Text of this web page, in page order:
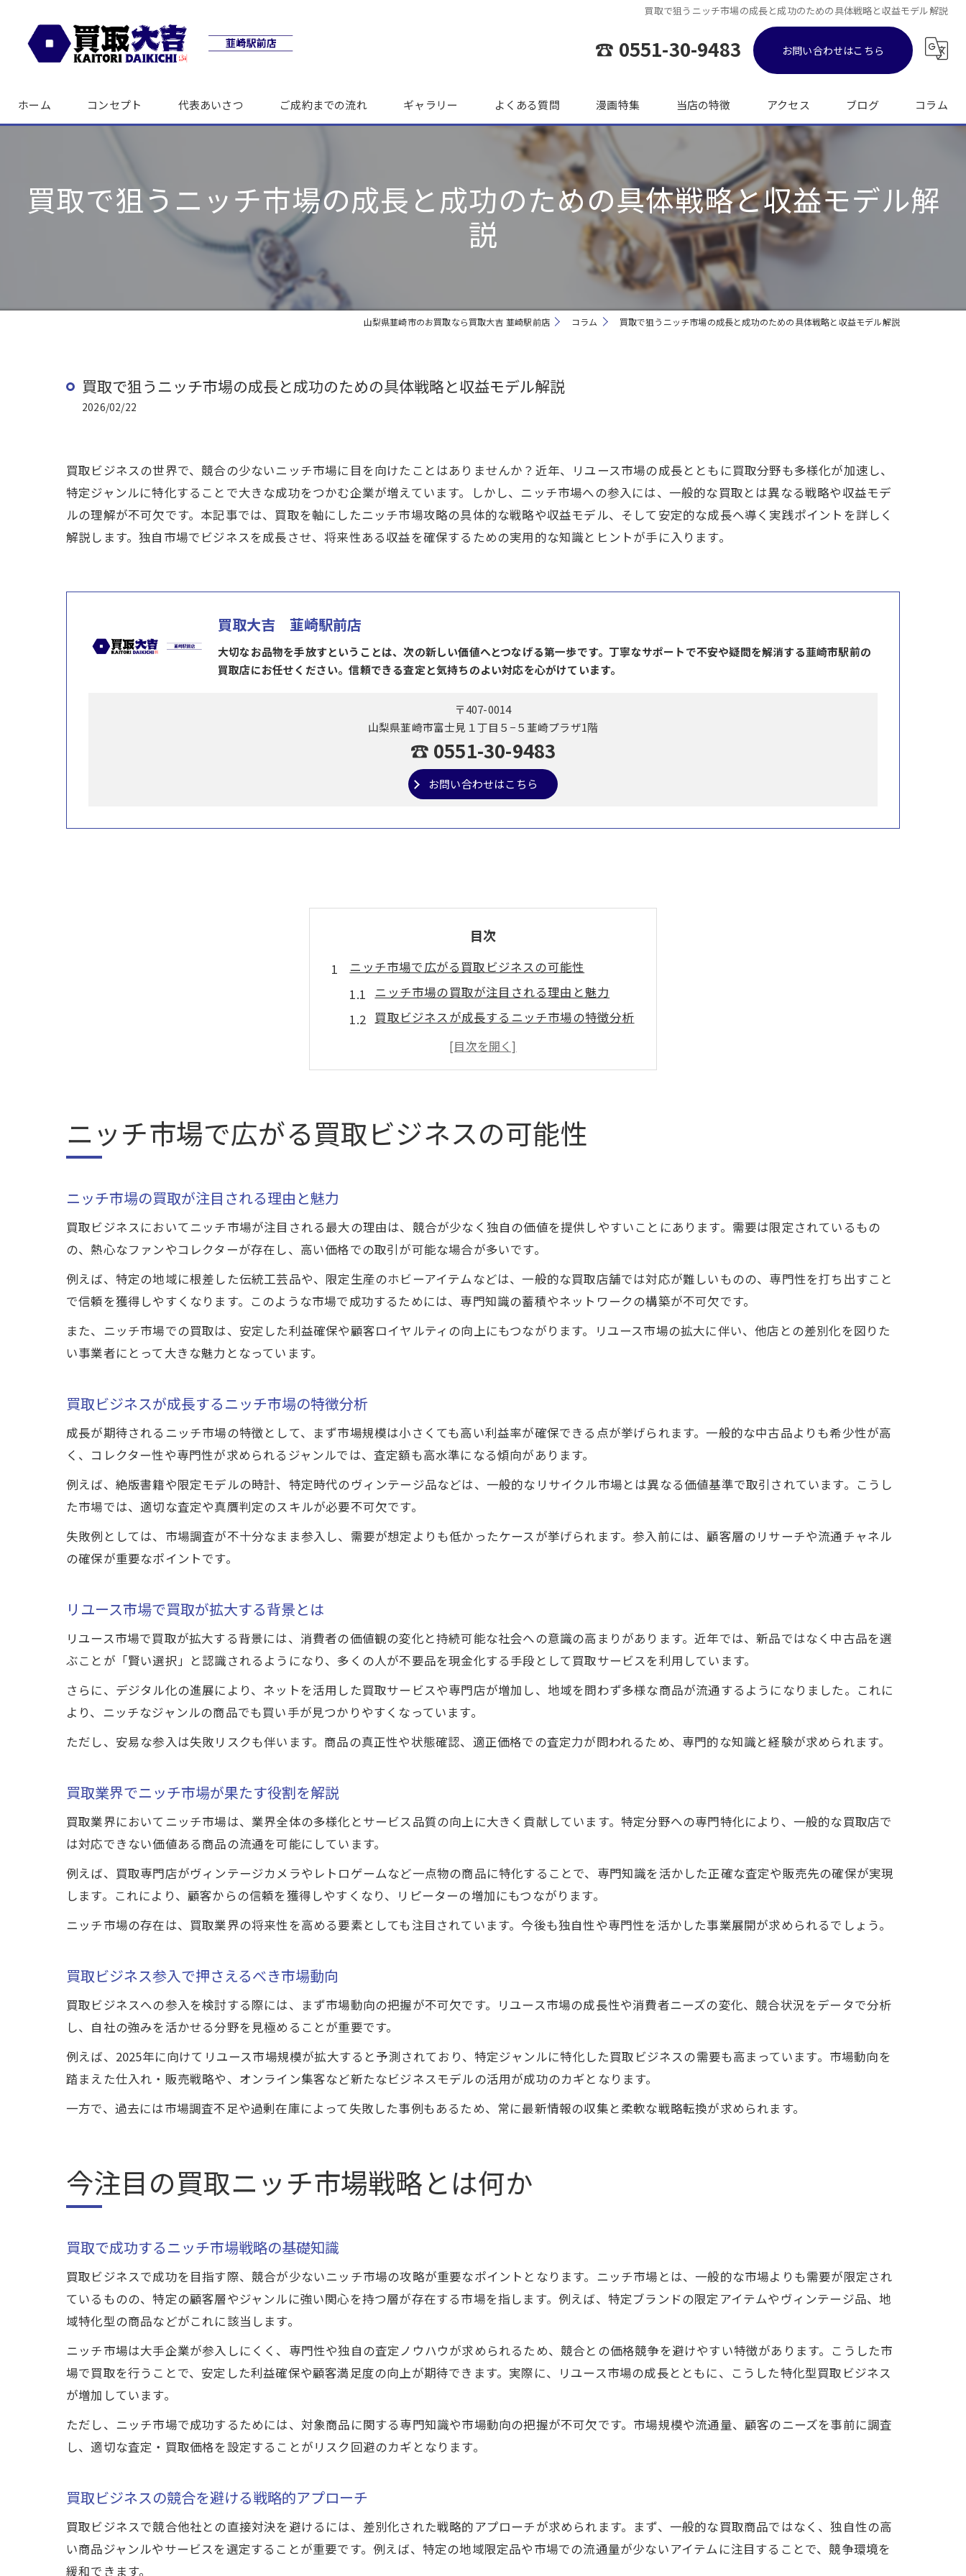
買取で狙うニッチ市場の成長と成功のための具体戦略と収益モデル解説
☎ 0551-30-9483 お問い合わせはこちら
ホーム コンセプト 代表あいさつ ご成約までの流れ ギャラリー よくある質問 漫画特集 当店の特徴
ブランド品
バッグ
時計
出張
アクセス ブログ コラム
買取で狙うニッチ市場の成長と成功のための具体戦略と収益モデル解
説
山梨県韮崎市のお買取なら買取大吉 韮崎駅前店 コラム 買取で狙うニッチ市場の成長と成功のための具体戦略と収益モデル解説
買取で狙うニッチ市場の成長と成功のための具体戦略と収益モデル解説
2026/02/22
買取ビジネスの世界で、競合の少ないニッチ市場に目を向けたことはありませんか？近年、リユース市場の成長とともに買取分野も多様化が加速し、
特定ジャンルに特化することで大きな成功をつかむ企業が増えています。しかし、ニッチ市場への参入には、一般的な買取とは異なる戦略や収益モデ
ルの理解が不可欠です。本記事では、買取を軸にしたニッチ市場攻略の具体的な戦略や収益モデル、そして安定的な成長へ導く実践ポイントを詳しく
解説します。独自市場でビジネスを成長させ、将来性ある収益を確保するための実用的な知識とヒントが手に入ります。
買取大吉 韮崎駅前店
大切なお品物を手放すということは、次の新しい価値へとつなげる第一歩です。丁寧なサポートで不安や疑問を解消する韮崎市駅前の
買取店にお任せください。信頼できる査定と気持ちのよい対応を心がけています。
〒407-0014
山梨県韮崎市富士見１丁目５−５韮崎プラザ1階
☎ 0551-30-9483
お問い合わせはこちら
目次
ニッチ市場で広がる買取ビジネスの可能性
ニッチ市場の買取が注目される理由と魅力
買取ビジネスが成長するニッチ市場の特徴分析
リユース市場で買取が拡大する背景とは
買取業界でニッチ市場が果たす役割を解説
今注目の買取ニッチ市場戦略とは何か
買取で成功するニッチ市場戦略の基礎知識
買取業界で注目される最新の戦略ポイント
ニッチ市場開拓で失敗を防ぐ実践的な買取戦略
市場拡大が導く買取ビジネスの新展開
市場拡大で進化する買取ビジネスの最新動向
ニッチな買取で高利益率を実現する方法
査定スキルが影響する買取分野の利益率
利益率UPに貢献する買取分野の選定基準
買取ビジネスの市場規模予測と今後の展望
買取専門店が選ぶべき成長分野とは
買取市場の拡大に伴う新たなビジネスチャンス
買取業者が儲かる仕組みを徹底解説
買取業者が利益を出すビジネスモデルの全貌
買取業界の理想的な利益率を目指す方法
買取ビジネスで安定収益を得る運営の工夫
ニッチ市場で広がる買取ビジネスの可能性
ニッチ市場の買取が注目される理由と魅力
買取ビジネスにおいてニッチ市場が注目される最大の理由は、競合が少なく独自の価値を提供しやすいことにあります。需要は限定されているもの
の、熱心なファンやコレクターが存在し、高い価格での取引が可能な場合が多いです。
例えば、特定の地域に根差した伝統工芸品や、限定生産のホビーアイテムなどは、一般的な買取店舗では対応が難しいものの、専門性を打ち出すこと
で信頼を獲得しやすくなります。このような市場で成功するためには、専門知識の蓄積やネットワークの構築が不可欠です。
また、ニッチ市場での買取は、安定した利益確保や顧客ロイヤルティの向上にもつながります。リユース市場の拡大に伴い、他店との差別化を図りた
い事業者にとって大きな魅力となっています。
買取ビジネスが成長するニッチ市場の特徴分析
成長が期待されるニッチ市場の特徴として、まず市場規模は小さくても高い利益率が確保できる点が挙げられます。一般的な中古品よりも希少性が高
く、コレクター性や専門性が求められるジャンルでは、査定額も高水準になる傾向があります。
例えば、絶版書籍や限定モデルの時計、特定時代のヴィンテージ品などは、一般的なリサイクル市場とは異なる価値基準で取引されています。こうし
た市場では、適切な査定や真贋判定のスキルが必要不可欠です。
失敗例としては、市場調査が不十分なまま参入し、需要が想定よりも低かったケースが挙げられます。参入前には、顧客層のリサーチや流通チャネル
の確保が重要なポイントです。
リユース市場で買取が拡大する背景とは
リユース市場で買取が拡大する背景には、消費者の価値観の変化と持続可能な社会への意識の高まりがあります。近年では、新品ではなく中古品を選
ぶことが「賢い選択」と認識されるようになり、多くの人が不要品を現金化する手段として買取サービスを利用しています。
さらに、デジタル化の進展により、ネットを活用した買取サービスや専門店が増加し、地域を問わず多様な商品が流通するようになりました。これに
より、ニッチなジャンルの商品でも買い手が見つかりやすくなっています。
ただし、安易な参入は失敗リスクも伴います。商品の真正性や状態確認、適正価格での査定力が問われるため、専門的な知識と経験が求められます。
買取業界でニッチ市場が果たす役割を解説
買取業界においてニッチ市場は、業界全体の多様化とサービス品質の向上に大きく貢献しています。特定分野への専門特化により、一般的な買取店で
は対応できない価値ある商品の流通を可能にしています。
例えば、買取専門店がヴィンテージカメラやレトロゲームなど一点物の商品に特化することで、専門知識を活かした正確な査定や販売先の確保が実現
します。これにより、顧客からの信頼を獲得しやすくなり、リピーターの増加にもつながります。
ニッチ市場の存在は、買取業界の将来性を高める要素としても注目されています。今後も独自性や専門性を活かした事業展開が求められるでしょう。
買取ビジネス参入で押さえるべき市場動向
買取ビジネスへの参入を検討する際には、まず市場動向の把握が不可欠です。リユース市場の成長性や消費者ニーズの変化、競合状況をデータで分析
し、自社の強みを活かせる分野を見極めることが重要です。
例えば、2025年に向けてリユース市場規模が拡大すると予測されており、特定ジャンルに特化した買取ビジネスの需要も高まっています。市場動向を
踏まえた仕入れ・販売戦略や、オンライン集客など新たなビジネスモデルの活用が成功のカギとなります。
一方で、過去には市場調査不足や過剰在庫によって失敗した事例もあるため、常に最新情報の収集と柔軟な戦略転換が求められます。
今注目の買取ニッチ市場戦略とは何か
買取で成功するニッチ市場戦略の基礎知識
買取ビジネスで成功を目指す際、競合が少ないニッチ市場の攻略が重要なポイントとなります。ニッチ市場とは、一般的な市場よりも需要が限定され
ているものの、特定の顧客層やジャンルに強い関心を持つ層が存在する市場を指します。例えば、特定ブランドの限定アイテムやヴィンテージ品、地
域特化型の商品などがこれに該当します。
ニッチ市場は大手企業が参入しにくく、専門性や独自の査定ノウハウが求められるため、競合との価格競争を避けやすい特徴があります。こうした市
場で買取を行うことで、安定した利益確保や顧客満足度の向上が期待できます。実際に、リユース市場の成長とともに、こうした特化型買取ビジネス
が増加しています。
ただし、ニッチ市場で成功するためには、対象商品に関する専門知識や市場動向の把握が不可欠です。市場規模や流通量、顧客のニーズを事前に調査
し、適切な査定・買取価格を設定することがリスク回避のカギとなります。
買取ビジネスの競合を避ける戦略的アプローチ
買取ビジネスで競合他社との直接対決を避けるには、差別化された戦略的アプローチが求められます。まず、一般的な買取商品ではなく、独自性の高
い商品ジャンルやサービスを選定することが重要です。例えば、特定の地域限定品や市場での流通量が少ないアイテムに注目することで、競争環境を
緩和できます。